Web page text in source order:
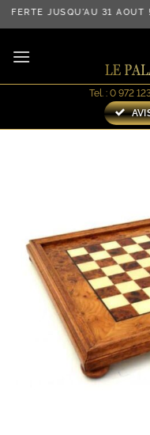
Passer
au
contenu
JUSQU'AU 31
Tel. : 0 972